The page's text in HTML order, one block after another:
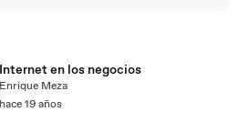
Internet en los negocios
Enrique Meza
hace 19 años